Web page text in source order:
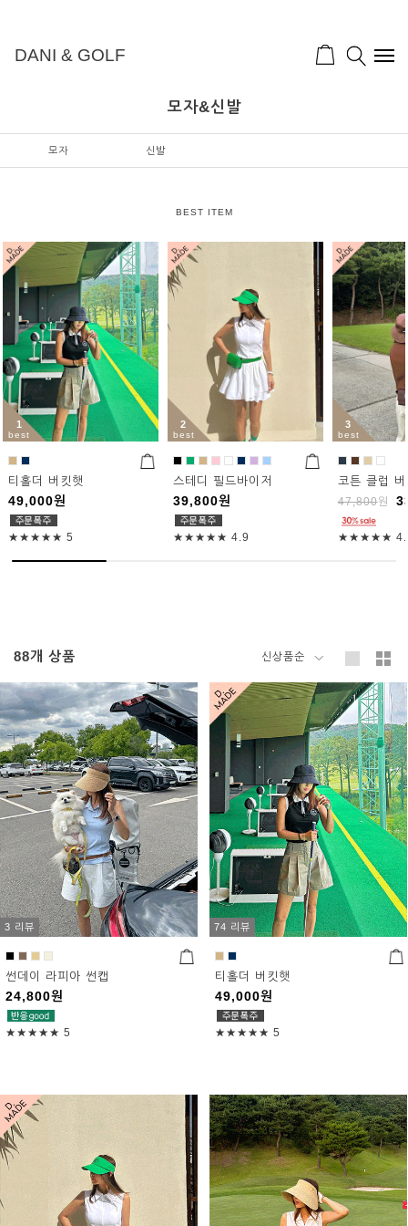
DANI & GOLF
모자&신발
모자 신발
BEST ITEM
1
best
티홀더 버킷햇
49,000원
★★★★★ 5
2
best
스테디 필드바이저
39,800원
★★★★★ 4.9
3
best
코튼 클럽 버
47,800원
★★★★★
88개 상품
3 리뷰
썬데이 라피아 썬캡
24,800원
★★★★★ 5
74 리뷰
티홀더 버킷햇
49,000원
★★★★★ 5